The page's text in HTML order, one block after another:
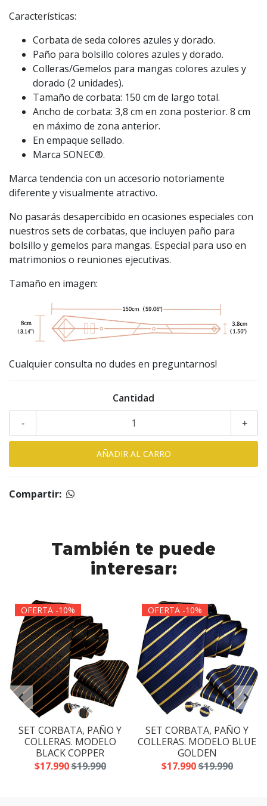
Características:
Corbata de seda colores azules y dorado.
Paño para bolsillo colores azules y dorado.
Colleras/Gemelos para mangas colores azules y
dorado (2 unidades).
Tamaño de corbata: 150 cm de largo total.
Ancho de corbata: 3,8 cm en zona posterior. 8 cm
en máximo de zona anterior.
En empaque sellado.
Marca SONEC®.
Marca tendencia con un accesorio notoriamente
diferente y visualmente atractivo.
No pasarás desapercibido en ocasiones especiales con
nuestros sets de corbatas, que incluyen paño para
bolsillo y gemelos para mangas. Especial para uso en
matrimonios o reuniones ejecutivas.
Tamaño en imagen:
Cualquier consulta no dudes en preguntarnos!
Cantidad
+
-
Compartir:
También te puede
interesar:
OFERTA -10%
SET CORBATA, PAÑO Y
COLLERAS. MODELO
BLACK COPPER
$17.990$19.990
OFERTA -10%
SET CORBATA, PAÑO Y
COLLERAS. MODELO BLUE
GOLDEN
$17.990$19.990